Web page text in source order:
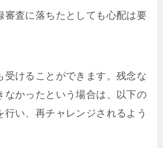
審査に落ちたとしても心配は要
受けることができます。残念な
なかったという場合は、以下の
行い、再チャレンジされるよう